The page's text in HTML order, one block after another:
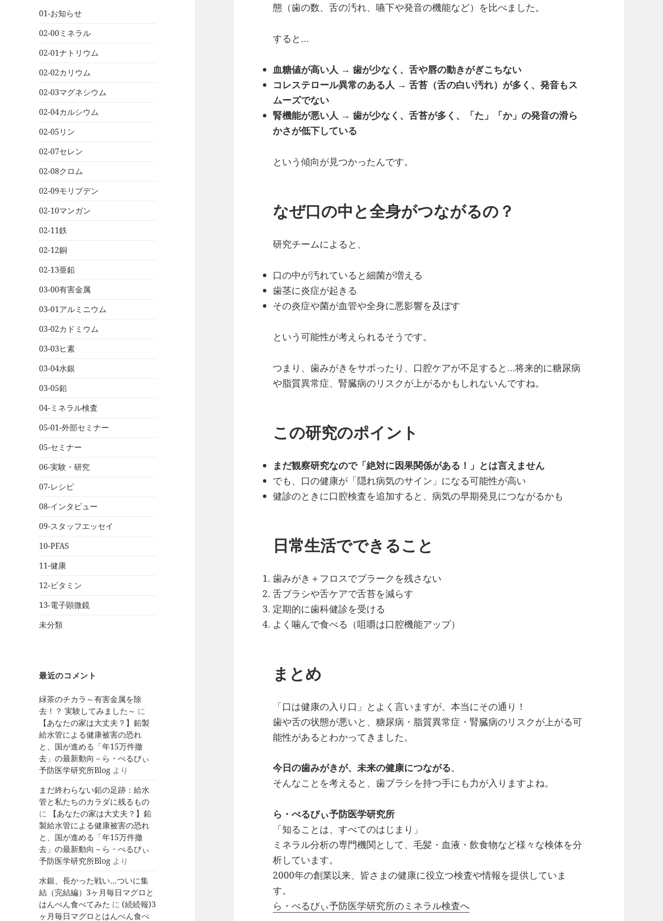
01-お知らせ
02-00ミネラル
02-01ナトリウム
02-02カリウム
02-03マグネシウム
02-04カルシウム
02-05リン
02-07セレン
02-08クロム
02-09モリブデン
02-10マンガン
02-11鉄
02-12銅
02-13亜鉛
03-00有害金属
03-01アルミニウム
03-02カドミウム
03-03ヒ素
03-04水銀
03-05鉛
04-ミネラル検査
05-01-外部セミナー
05-セミナー
06-実験・研究
07-レシピ
08-インタビュー
09-スタッフエッセイ
10-PFAS
11-健康
12-ビタミン
13-電子顕微鏡
未分類
最近のコメント
緑茶のチカラ～有害金属を除
去！？ 実験してみました～ に
【あなたの家は大丈夫？】鉛製
給水管による健康被害の恐れ
と、国が進める「年15万件撤
去」の最新動向 – ら・べるびぃ
予防医学研究所Blog より
まだ終わらない鉛の足跡：給水
管と私たちのカラダに残るもの
に
【あなたの家は大丈夫？】鉛
製給水管による健康被害の恐れ
と、国が進める「年15万件撤
去」の最新動向 – ら・べるびぃ
予防医学研究所Blog より
水銀、長かった戦い…ついに集
結（完結編）3ヶ月毎日マグロと
はんぺん食べてみた に (続続報)3
ヶ月毎日マグロとはんぺん食べ
態（歯の数、舌の汚れ、嚥下や発音の機能など）を比べました。
すると…
血糖値が高い人 → 歯が少なく、舌や唇の動きがぎこちない
コレステロール異常のある人 → 舌苔（舌の白い汚れ）が多く、発音もス
ムーズでない
腎機能が悪い人 → 歯が少なく、舌苔が多く、「た」「か」の発音の滑ら
かさが低下している
という傾向が見つかったんです。
なぜ口の中と全身がつながるの？
研究チームによると、
口の中が汚れていると細菌が増える
歯茎に炎症が起きる
その炎症や菌が血管や全身に悪影響を及ぼす
という可能性が考えられるそうです。
つまり、歯みがきをサボったり、口腔ケアが不足すると…将来的に糖尿病
や脂質異常症、腎臓病のリスクが上がるかもしれないんですね。
この研究のポイント
まだ観察研究なので「絶対に因果関係がある！」とは言えません
でも、口の健康が「隠れ病気のサイン」になる可能性が高い
健診のときに口腔検査を追加すると、病気の早期発見につながるかも
日常生活でできること
歯みがき＋フロスでプラークを残さない
舌ブラシや舌ケアで舌苔を減らす
定期的に歯科健診を受ける
よく噛んで食べる（咀嚼は口腔機能アップ）
まとめ
「口は健康の入り口」とよく言いますが、本当にその通り！
歯や舌の状態が悪いと、糖尿病・脂質異常症・腎臓病のリスクが上がる可
能性があるとわかってきました。
今日の歯みがきが、未来の健康につながる。
そんなことを考えると、歯ブラシを持つ手にも力が入りますよね。
ら・べるびぃ予防医学研究所
「知ることは、すべてのはじまり」
ミネラル分析の専門機関として、毛髪・血液・飲食物など様々な検体を分
析しています。
2000年の創業以来、皆さまの健康に役立つ検査や情報を提供していま
す。
ら・べるびぃ予防医学研究所のミネラル検査へ